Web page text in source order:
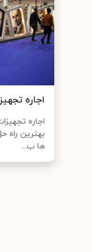
اجاره
اجاره
بهترین راه
ها ب...